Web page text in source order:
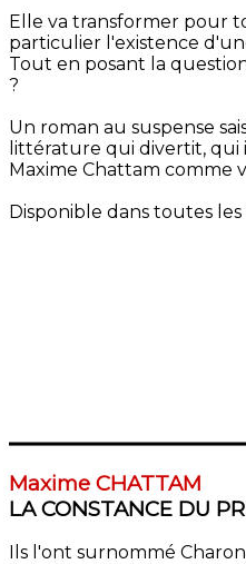
Elle va transformer pour
particulier l'existence
Tout en posant la
?
Un roman au suspense
littérature qui divertit, qui
Maxime Chattam comme
Disponible dans toutes les
Maxime CHATTAM
LA CONSTANCE DU
Ils l'ont surnommé